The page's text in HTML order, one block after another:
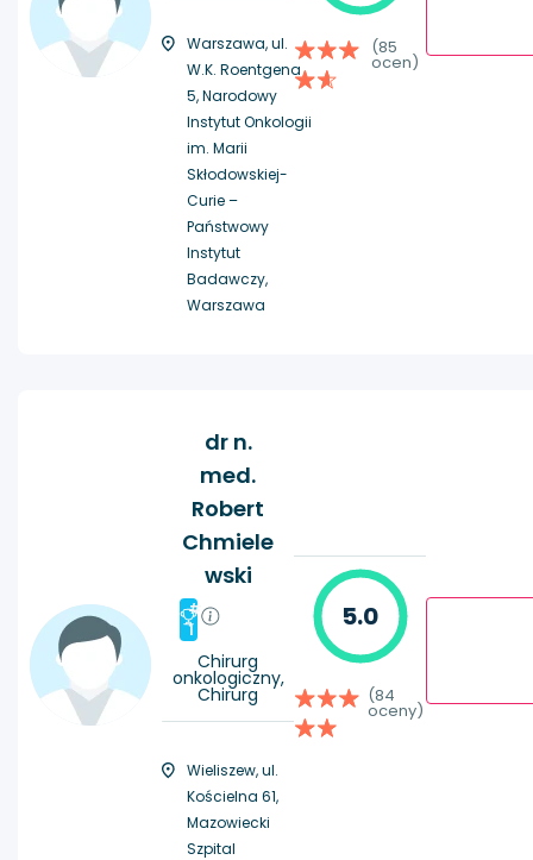
Warszawa, ul.
W.K. Roentgena
5, Narodowy
Instytut Onkologii
im. Marii
Skłodowskiej-
Curie –
Państwowy
Instytut
Badawczy,
Warszawa
(85
ocen)
dr n.
med.
Robert
Chmiele
wski
#
1
Chirurg
onkologiczny,
Chirurg
Wieliszew, ul.
Kościelna 61,
Mazowiecki
Szpital
5.0
(84
oceny)